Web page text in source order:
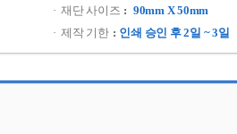
재단 사이즈
90mm X 50mm
제작 기한
인쇄 승인 후 2일 ~ 3일